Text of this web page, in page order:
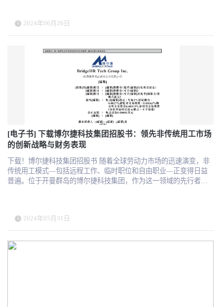
and strategic planning, personalized employee experiences can be
effectively achieved, leading to higher productivity, better employee
health, and faster organizational growth. We highly recommend
downloading and reading the "Employee Experience Guide" to gain
valuable insights into how AI and HR technology can elevate your
employee experience strategy.
提升服务效率，实现了收入和毛利的显著增长，展现了强大的韧
性。 北森控股有限公司的财报中提到其未来业务发展方向，主要包
之前，通过多语言、多时区、多币种及出海合规等方面的场景化能
力设计，全面支持中国企业在海外机构的人才招聘、人员管理、考
勤管理、薪酬管理、绩效管理和学习管理的线上化应用，帮助中国
企业实现全球一体化的人力资源数字化转型​​。 面向干部管理的“人才
数字化”产品：北森基于对干部胜任模型的长期研究，计划推出涵盖
干部人才画像、选拔评定、测评、盘点继任、绩效评估、培养、数
字化档案和智能推荐的全流程线上化管理系统，帮助企业夯实中坚
人才管理技术相结合，推出AI面试官等产品，帮助企业精准识别和
培养人才，构建AI与人才管理的双驱动创新体系​​。 行业深耕：北森
交叉售卖策略，提升细分市场获客效率与行业渗透率，实现HCM
SaaS的高增长​​。 生态系统建设：北森积极发展生态伙伴关系，与150
余家生态事业伙伴建立合作，通过开放、真诚、双赢的合作理念，
创新升级人效等分析模型，帮助企业高效选人、全景看人、精准用
人，推动企业从人力数字化到人才数字化的转变
2024年06月26日
[电子书] 下载博尔捷科技集团招股书：领先非传统用工市场
的创新战略与财务表现
下载！博尔捷科技集团招股书 随着全球劳动力市场的迅速演变，非
传统用工模式—包括远程工作、临时职位和自由职业—正变得日益
普遍。位于开曼群岛的博尔捷科技集团，作为这一领域的先行者，
动力管理到支付结算的全方位服务体系。2022年，该公司在非传统
用工市场上的份额高达13.2%，其业务模型和市场战略的有效性得到
了业界的广泛认可。 该招股书还详细阐述了博尔捷的财务健康状
况，显示了公司自2021年以来的收入和利润增长情况。尽管2023年
2024年05月31日